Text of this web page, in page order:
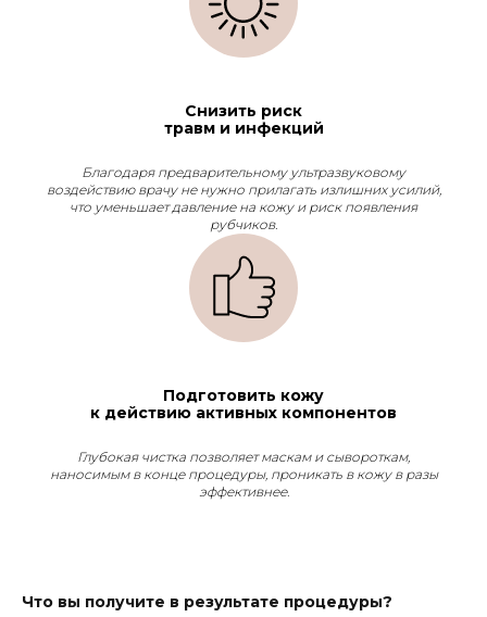
Снизить риск
травм и инфекций
Благодаря предварительному ультразвуковому
воздействию врачу не нужно прилагать излишних усилий,
что уменьшает давление на кожу и риск появления
рубчиков.
Подготовить кожу
к действию активных компонентов
Глубокая чистка позволяет маскам и сывороткам,
наносимым в конце процедуры, проникать в кожу в разы
эффективнее.
Что вы получите в результате процедуры?